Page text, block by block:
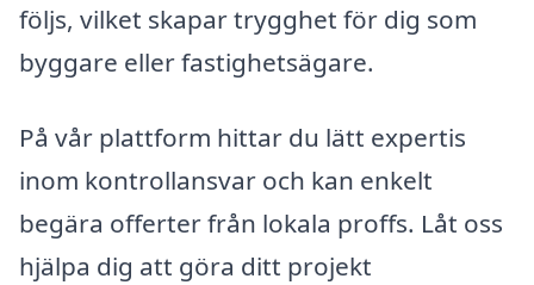
följs, vilket skapar trygghet för dig som
byggare eller fastighetsägare.
På vår plattform hittar du lätt expertis
inom kontrollansvar och kan enkelt
begära offerter från lokala proffs. Låt oss
hjälpa dig att göra ditt projekt